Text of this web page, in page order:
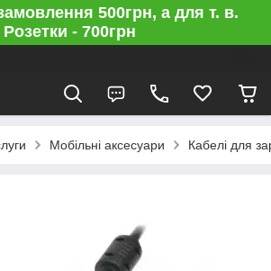
500грн, а для т. в.
Розетки - 700грн
Мобільні аксесуари Кабелі для